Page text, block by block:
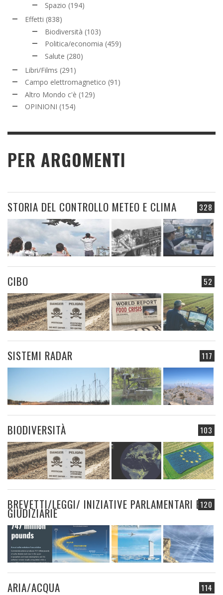
Spazio (194)
Effetti (838)
Biodiversità (103)
Politica/economia (459)
Salute (280)
Libri/Films (291)
Campo elettromagnetico (91)
Altro Mondo c'è (129)
OPINIONI (154)
PER ARGOMENTI
328
STORIA DEL CONTROLLO METEO E CLIMA
52
CIBO
117
SISTEMI RADAR
103
BIODIVERSITÀ
120
BREVETTI/LEGGI/ INIZIATIVE PARLAMENTARI E
GIUDIZIARIE
114
ARIA/ACQUA